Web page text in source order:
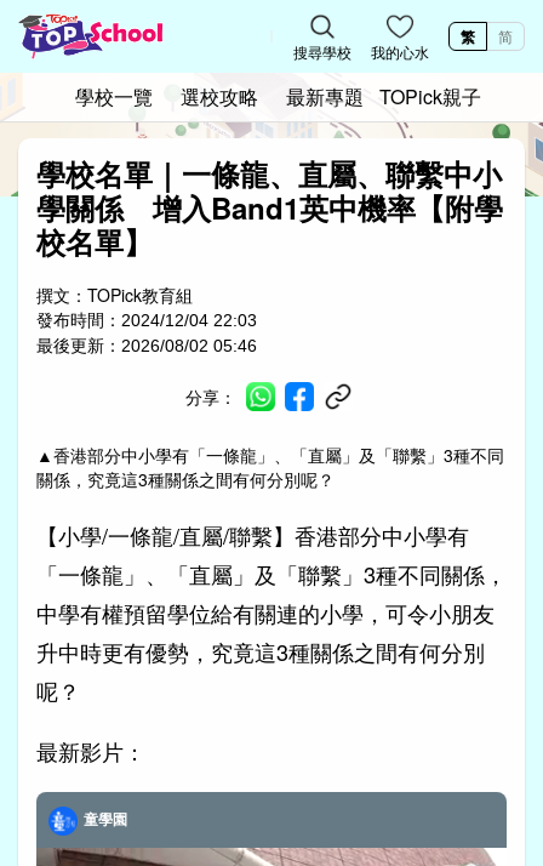
學校名單｜一條龍、直屬、聯繫中小
學關係 增入Band1英中機率【附學
校名單】
撰文： TOPick教育組
發布時間： 2024/12/04 22:03
最後更新： 2026/08/02 05:46
分享：
▲香港部分中小學有「一條龍」、「直屬」及「聯繫」3種不同
關係，究竟這3種關係之間有何分別呢？
【小學/一條龍/直屬/聯繫】香港部分中小學有
「一條龍」、「直屬」及「聯繫」3種不同關係，
中學有權預留學位給有關連的小學，可令小朋友
升中時更有優勢，究竟這3種關係之間有何分別
呢？
最新影片：
童學園
搜尋學校 我的心水
繁 简
學校一覽 選校攻略 最新專題 TOPick親子